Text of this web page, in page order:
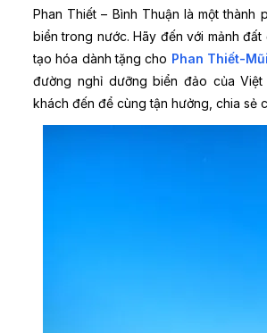
Phan Thiết – Bình Thuận là một
biển trong nước. Hãy đến với mảnh
tạo hóa dành tặng cho Phan Thiết-
đường nghỉ dưỡng biển đảo của
khách đến để cùng tận hưởng, chia sẻ